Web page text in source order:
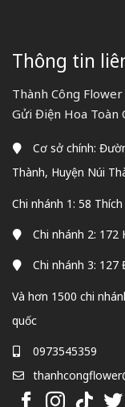
Thông tin
Thành Công
Gửi Điện Hoa Toàn
Cơ sở chính:
Thành, Huyện Núi
Chi nhánh 1: 58
Chi nhánh 2: 172
Chi nhánh 3: 127
Và hơn 1500 chi
quốc
0973545359